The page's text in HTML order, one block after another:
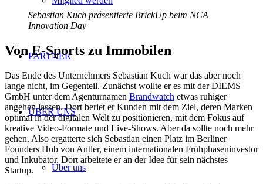
PARTNER
ÜBER UNS
Über uns
Sebastian Kuch präsentierte BrickUp beim NCA
Innovation Day
Von E-Sports zu Immobilen
Das Ende des Unternehmers Sebastian Kuch war das aber noch
lange nicht, im Gegenteil. Zunächst wollte er es mit der DIEMS
GmbH unter dem Agenturnamen Brandwatch etwas ruhiger
angehen lassen. Dort beriet er Kunden mit dem Ziel, deren Marken
optimal in der digitalen Welt zu positionieren, mit dem Fokus auf
kreative Video-Formate und Live-Shows. Aber da sollte noch mehr
gehen. Also ergatterte sich Sebastian einen Platz im Berliner
Founders Hub von Antler, einem internationalen Frühphaseninvestor
und Inkubator. Dort arbeitete er an der Idee für sein nächstes
Startup.